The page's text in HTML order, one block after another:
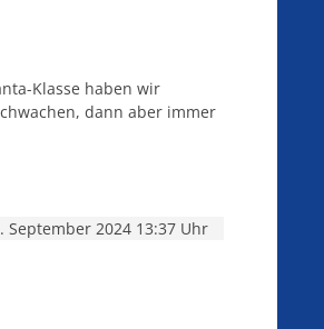
Klasse haben wir
dann aber immer
September 2024 13:37 Uhr